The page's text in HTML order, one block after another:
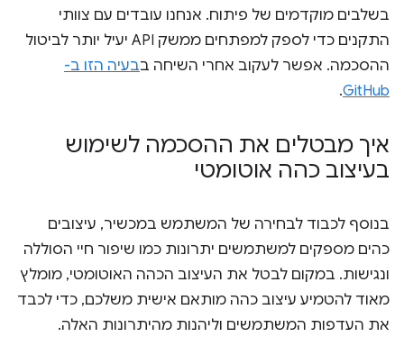
בשלבים מוקדמים של פיתוח. אנחנו עובדים עם צוותי
התקנים כדי לספק למפתחים ממשק API יעיל יותר לביטול
ההסכמה. אפשר לעקוב אחרי השיחה בבעיה הזו ב-
GitHub
.
איך מבטלים את ההסכמה לשימוש
בעיצוב כהה אוטומטי
בנוסף לכבוד לבחירה של המשתמש במכשיר, עיצובים
כהים מספקים למשתמשים יתרונות כמו שיפור חיי הסוללה
ונגישות. במקום לבטל את העיצוב הכהה האוטומטי, מומלץ
מאוד להטמיע עיצוב כהה מותאם אישית משלכם, כדי לכבד
את העדפות המשתמשים וליהנות מהיתרונות האלה.